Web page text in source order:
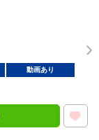
動画あり